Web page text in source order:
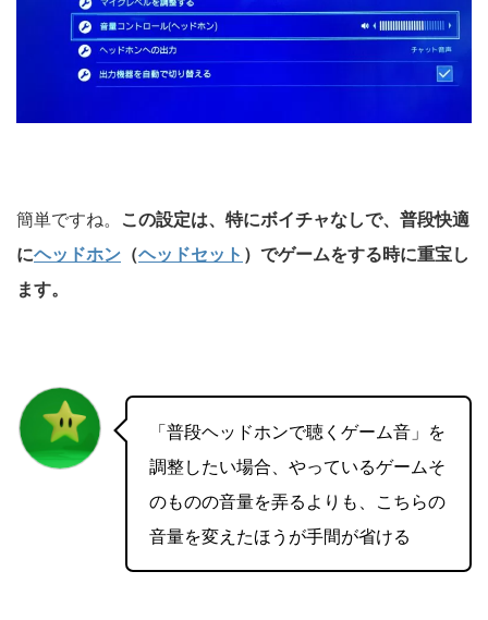
簡単ですね。 この設定は、特にボイチャなしで、普段快適
にヘッドホン （ヘッドセット ）でゲームをする時に重宝し
ます。
「普段ヘッドホンで聴くゲーム音」を
調整したい場合、やっているゲームそ
のものの音量を弄るよりも、こちらの
音量を変えたほうが手間が省ける